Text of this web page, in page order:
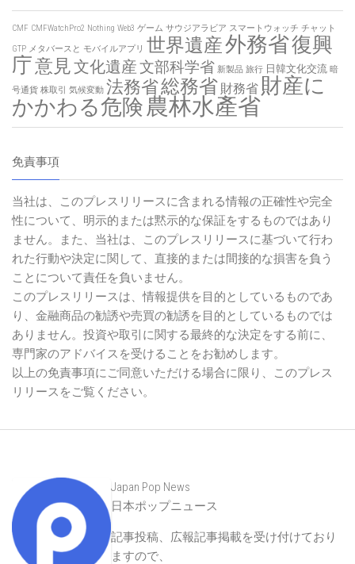
CMF CMFWatchPro2 Nothing Web3 ゲーム サウジアラビア スマートウォッチ チャット
GTP メタバースと モバイルアプリ 世界遺産外務省復興
庁意見文化遺産文部科学省 新製品 旅行 日韓文化交流 暗
号通貨 株取引 気候変動 法務省総務省 財務省 財産に
かかわる危険 農林水產省
免責事項
当社は、このプレスリリースに含まれる情報の正確性や完全
性について、明示的または黙示的な保証をするものではあり
ません。また、当社は、このプレスリリースに基づいて行わ
れた行動や決定に関して、直接的または間接的な損害を負う
ことについて責任を負いません。
このプレスリリースは、情報提供を目的としているものであ
り、金融商品の勧誘や売買の勧誘を目的としているものでは
ありません。投資や取引に関する最終的な決定をする前に、
専門家のアドバイスを受けることをお勧めします。
以上の免責事項にご同意いただける場合に限り、このプレス
リリースをご覧ください。
Japan Pop News
日本ポップニュース
記事投稿、広報記事掲載を受け付けており
ますので、